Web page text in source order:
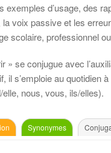
exemples d’usage, des
voix passive et les
scolaire, professionnel
» se conjugue avec
il s’emploie au quotidien
nous, vous, ils/elles).
Synonymes